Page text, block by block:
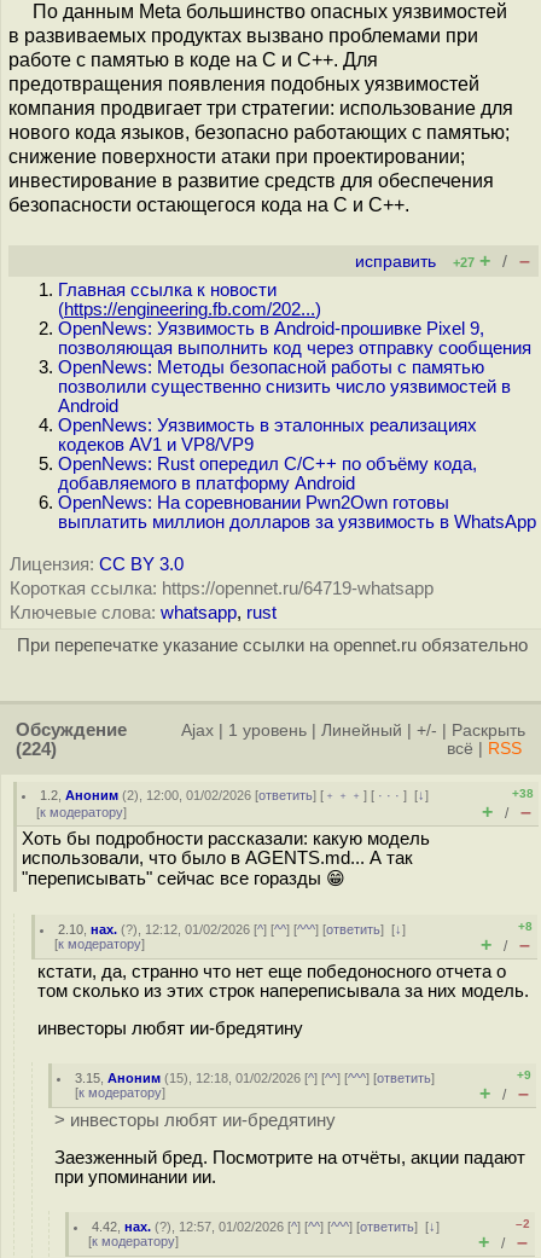
По данным Meta большинство опасных уязвимостей
в развиваемых продуктах вызвано проблемами при
работе с памятью в коде на C и C++. Для
предотвращения появления подобных уязвимостей
компания продвигает три стратегии: использование для
нового кода языков, безопасно работающих с памятью;
снижение поверхности атаки при проектировании;
инвестирование в развитие средств для обеспечения
безопасности остающегося кода на C и C++.
исправить +27 + / –
Главная ссылка к новости
(https://engineering.fb.com/202...)
OpenNews: Уязвимость в Android-прошивке Pixel 9,
позволяющая выполнить код через отправку сообщения
OpenNews: Методы безопасной работы с памятью
позволили существенно снизить число уязвимостей в
Android
OpenNews: Уязвимость в эталонных реализациях
кодеков AV1 и VP8/VP9
OpenNews: Rust опередил C/C++ по объёму кода,
добавляемого в платформу Android
OpenNews: На соревновании Pwn2Own готовы
выплатить миллион долларов за уязвимость в WhatsApp
Лицензия: CC BY 3.0
Короткая ссылка: https://opennet.ru/64719-whatsapp
Ключевые слова: whatsapp, rust
При перепечатке указание ссылки на opennet.ru обязательно
Обсуждение
(224)
Ajax 1 уровень Линейный +/-
Раскрыть
всё
RSS
1.2 ,Аноним (2), 12:00, 01/02/2026 [ответить] [ ﹢﹢﹢] [ · · ·][↓]
[к модератору]
+38
+ / –
Хоть бы подробности рассказали: какую модель
использовали, что было в AGENTS.md... А так
"переписывать" сейчас все горазды 😁
2.10 ,нах. (?), 12:12, 01/02/2026 [^] [^^] [^^^] [ответить][↓]
[к модератору]
+8
+ / –
кстати, да, странно что нет еще победоносного отчета о
том сколько из этих строк напереписывала за них модель.
инвесторы любят ии-бредятину
3.15 ,Аноним (15), 12:18, 01/02/2026 [^] [^^] [^^^] [ответить]
[к модератору]
+9
+ / –
> инвесторы любят ии-бредятину
Заезженный бред. Посмотрите на отчёты, акции падают
при упоминании ии.
4.42 ,нах. (?), 12:57, 01/02/2026 [^] [^^] [^^^] [ответить][↓]
[к модератору]
–2
+ / –